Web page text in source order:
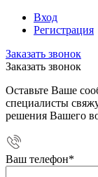
Вход
Регистрация
Заказать звонок
Заказать звонок
Оставьте Ваше
специалисты
решения Вашего
Ваш телефон*